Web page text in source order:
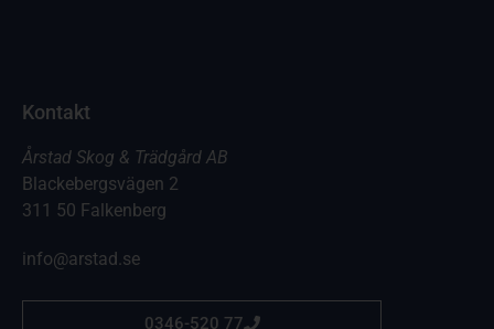
Kontakt
Årstad Skog & Trädgård AB
Blackebergsvägen 2
311 50 Falkenberg
info@arstad.se
0346-520 77